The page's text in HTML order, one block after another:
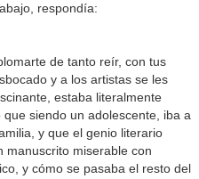
respondía:
de tanto reír, con tus
y a los artistas se les
estaba literalmente
siendo un adolescente, iba a
y que el genio literario
manuscrito miserable con
y cómo se pasaba el resto del